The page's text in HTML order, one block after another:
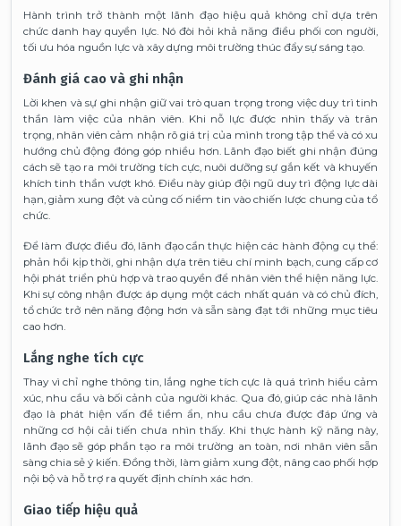
Hành trình trở thành một lãnh đạo hiệu quả không chỉ dựa trên
chức danh hay quyền lực. Nó đòi hỏi khả năng điều phối con người,
tối ưu hóa nguồn lực và xây dựng môi trường thúc đẩy sự sáng tạo.
Đánh giá cao và ghi nhận
Lời khen và sự ghi nhận giữ vai trò quan trọng trong việc duy trì tinh
thần làm việc của nhân viên. Khi nỗ lực được nhìn thấy và trân
trọng, nhân viên cảm nhận rõ giá trị của mình trong tập thể và có xu
hướng chủ động đóng góp nhiều hơn. Lãnh đạo biết ghi nhận đúng
cách sẽ tạo ra môi trường tích cực, nuôi dưỡng sự gắn kết và khuyến
khích tinh thần vượt khó. Điều này giúp đội ngũ duy trì động lực dài
hạn, giảm xung đột và củng cố niềm tin vào chiến lược chung của tổ
chức.
Để làm được điều đó, lãnh đạo cần thực hiện các hành động cụ thể:
phản hồi kịp thời, ghi nhận dựa trên tiêu chí minh bạch, cung cấp cơ
hội phát triển phù hợp và trao quyền để nhân viên thể hiện năng lực.
Khi sự công nhận được áp dụng một cách nhất quán và có chủ đích,
tổ chức trở nên năng động hơn và sẵn sàng đạt tới những mục tiêu
cao hơn.
Lắng nghe tích cực
Thay vì chỉ nghe thông tin, lắng nghe tích cực là quá trình hiểu cảm
xúc, nhu cầu và bối cảnh của người khác. Qua đó, giúp các nhà lãnh
đạo là phát hiện vấn đề tiềm ẩn, nhu cầu chưa được đáp ứng và
những cơ hội cải tiến chưa nhìn thấy. Khi thực hành kỹ năng này,
lãnh đạo sẽ góp phần tạo ra môi trường an toàn, nơi nhân viên sẵn
sàng chia sẻ ý kiến. Đồng thời, làm giảm xung đột, nâng cao phối hợp
nội bộ và hỗ trợ ra quyết định chính xác hơn.
Giao tiếp hiệu quả